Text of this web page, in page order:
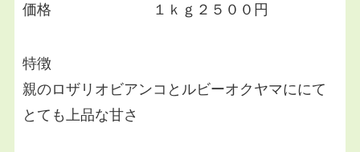
価格 １ｋｇ２５００円
特徴
親のロザリオビアンコとルビーオクヤマににて
とても上品な甘さ